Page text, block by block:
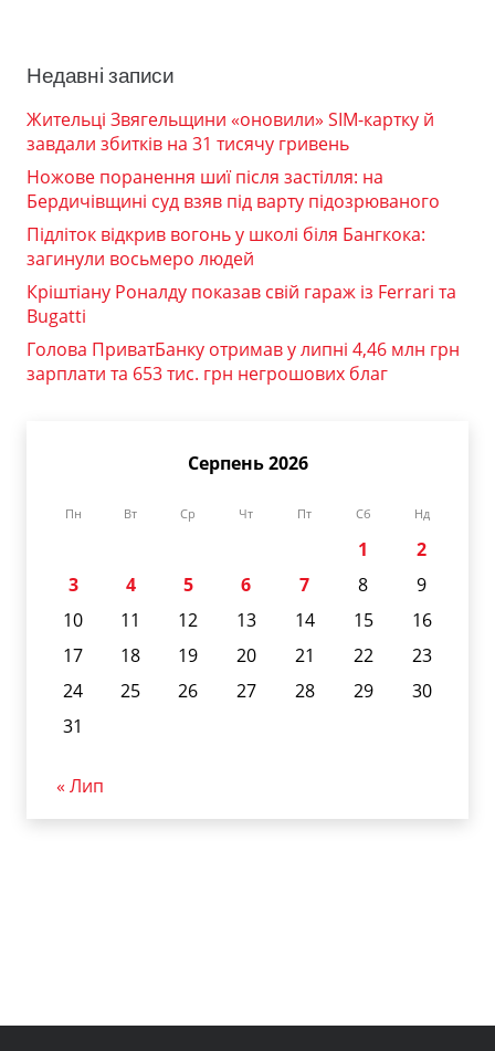
Недавні записи
Жительці Звягельщини «оновили» SIM-картку й
завдали збитків на 31 тисячу гривень
Ножове поранення шиї після застілля: на
Бердичівщині суд взяв під варту підозрюваного
Підліток відкрив вогонь у школі біля Бангкока:
загинули восьмеро людей
Кріштіану Роналду показав свій гараж із Ferrari та
Bugatti
Голова ПриватБанку отримав у липні 4,46 млн грн
зарплати та 653 тис. грн негрошових благ
Серпень 2026
Пн Вт Ср Чт Пт Сб Нд
1
2
3
4 5 6 7 8
9
10
11 12 13 14 15
16
17
18 19 20 21 22
23
24
25 26 27 28 29
30
31
« Лип